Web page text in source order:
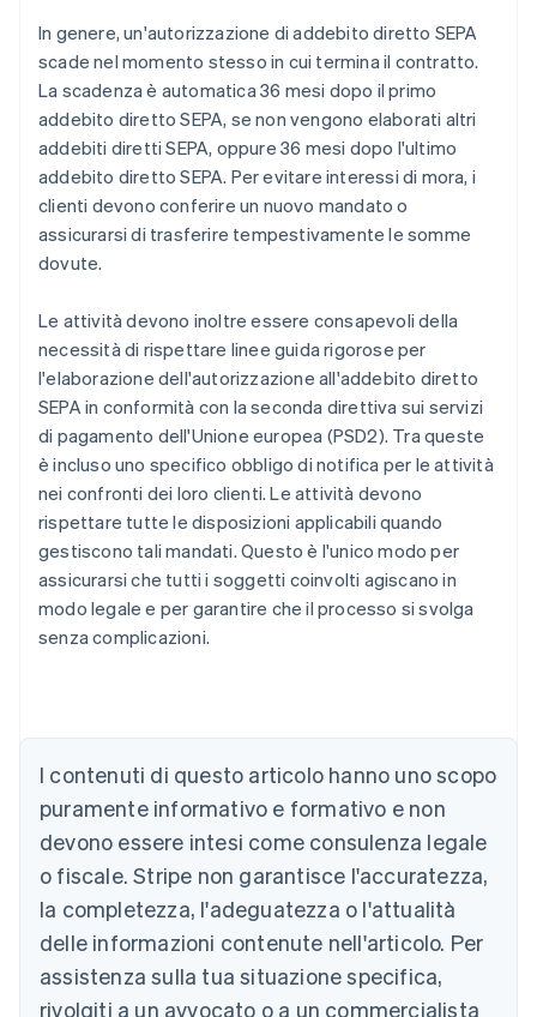
In genere, un'autorizzazione di addebito diretto SEPA
scade nel momento stesso in cui termina il contratto.
La scadenza è automatica 36 mesi dopo il primo
addebito diretto SEPA, se non vengono elaborati altri
addebiti diretti SEPA, oppure 36 mesi dopo l'ultimo
addebito diretto SEPA. Per evitare interessi di mora, i
clienti devono conferire un nuovo mandato o
assicurarsi di trasferire tempestivamente le somme
dovute.
Le attività devono inoltre essere consapevoli della
necessità di rispettare linee guida rigorose per
l'elaborazione dell'autorizzazione all'addebito diretto
SEPA in conformità con la seconda direttiva sui servizi
di pagamento dell'Unione europea (PSD2). Tra queste
è incluso uno specifico obbligo di notifica per le attività
nei confronti dei loro clienti. Le attività devono
rispettare tutte le disposizioni applicabili quando
gestiscono tali mandati. Questo è l'unico modo per
assicurarsi che tutti i soggetti coinvolti agiscano in
modo legale e per garantire che il processo si svolga
senza complicazioni.
I contenuti di questo articolo hanno uno scopo
puramente informativo e formativo e non
devono essere intesi come consulenza legale
o fiscale. Stripe non garantisce l'accuratezza,
la completezza, l'adeguatezza o l'attualità
delle informazioni contenute nell'articolo. Per
assistenza sulla tua situazione specifica,
rivolgiti a un avvocato o a un commercialista
English
DeutschEnglish
Belgio
Nederlands Français English
Brasile
PortuguêsEnglish
Bulgaria
Canada
EnglishFrançais